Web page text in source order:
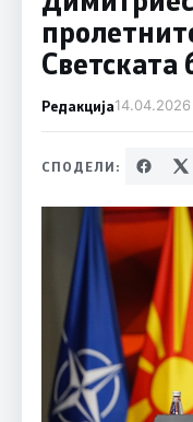
Светската
Редакција14.04.2026
СПОДЕЛИ: